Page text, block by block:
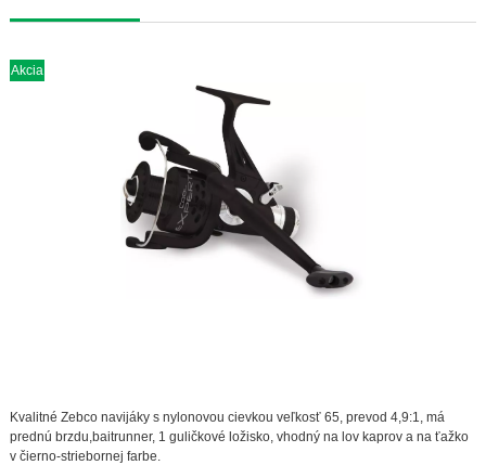
Akcia
Kvalitné Zebco navijáky s nylonovou cievkou veľkosť 65, prevod 4,9:1, má
prednú brzdu,baitrunner, 1 guličkové ložisko, vhodný na lov kaprov a na ťažko
v čierno-striebornej farbe.